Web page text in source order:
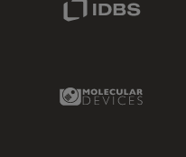
Molecular